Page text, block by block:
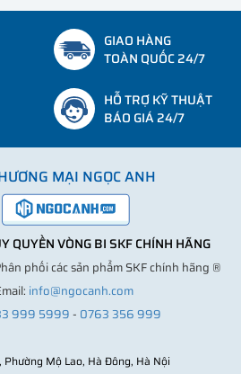
GIAO HÀNG
TOÀN QUỐC 24/7
HỖ TRỢ KỸ THUẬT
BÁO GIÁ 24/7
MẠI NGỌC ANH
QUYỀN VÒNG BI SKF CHÍNH HÃNG
phối các sản phẩm SKF chính hãng ®
info@ngocanh.com
999 5999- 0763 356 999
Phường Mộ Lao, Hà Đông, Hà Nội